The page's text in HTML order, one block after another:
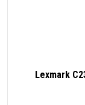
Lexmark